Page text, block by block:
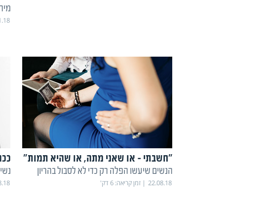
"חשבתי - או שאני מתה, או שהיא תמות"
הנשים שיעשו הפלה רק כדי לא לסבול בהריון
22.08.18 זמן קריאה:6 דק'